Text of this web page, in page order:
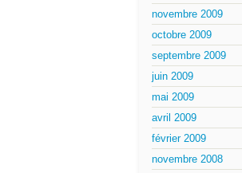
novembre 2009
octobre 2009
septembre 2009
juin 2009
mai 2009
avril 2009
février 2009
novembre 2008